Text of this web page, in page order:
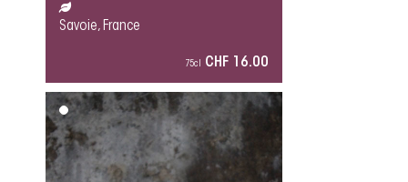
Savoie, France
75cl CHF 16.00